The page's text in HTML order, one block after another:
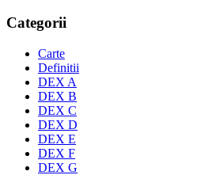
Categorii
Carte
Definitii
DEX A
DEX B
DEX C
DEX D
DEX E
DEX F
DEX G